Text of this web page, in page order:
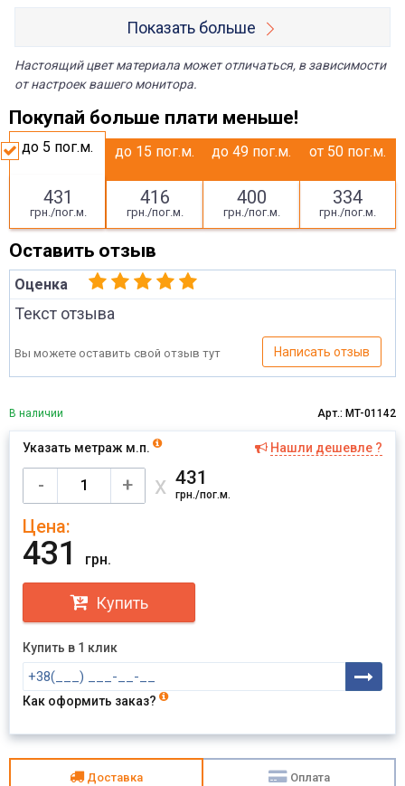
Показать больше
Настоящий цвет материала может отличаться, в зависимости
от настроек вашего монитора.
Покупай больше плати меньше!
до 5 пог.м.
431
грн./пог.м.
до 15 пог.м.
416
грн./пог.м.
до 49 пог.м.
400
грн./пог.м.
от 50 пог.м.
334
грн./пог.м.
Оставить отзыв
Оценка
Текст отзыва
Вы можете оставить свой отзыв тут Написать отзыв
В наличии Арт.: MT-01142
Указать метраж м.п. Нашли дешевле ?
- + х 431
грн./пог.м.
Цена:
431 грн.
Купить
Купить в 1 клик
Как оформить заказ?
Доставка Оплата